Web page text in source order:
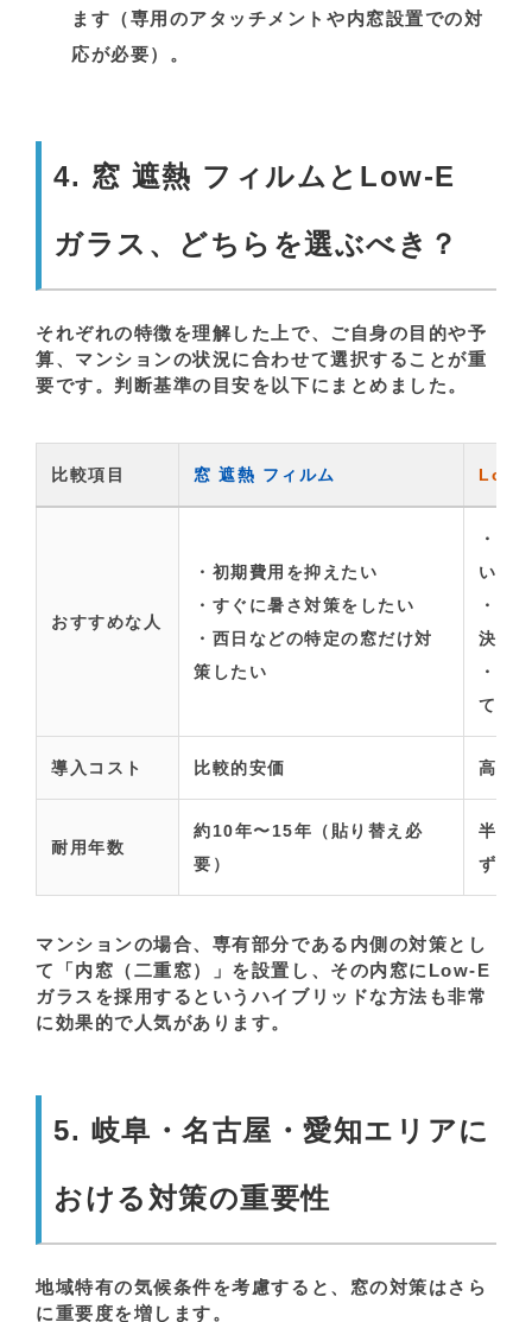
ます（専用のアタッチメントや内窓設置での対
応が必要）。
4. 窓 遮熱 フィルムとLow-E
ガラス、どちらを選ぶべき？
それぞれの特徴を理解した上で、ご自身の目的や予
算、マンションの状況に合わせて選択することが重
要です。判断基準の目安を以下にまとめました。
比較項目 窓 遮熱 フィルム Low-
おすすめな人
・初期費用を抑えたい
・すぐに暑さ対策をしたい
・西日などの特定の窓だけ対
策したい
・根
い
・冬
決し
・大
てい
導入コスト 比較的安価 高い
耐用年数
約10年〜15年（貼り替え必
要）
半永
ずる
マンションの場合、専有部分である内側の対策とし
て「内窓（二重窓）」を設置し、その内窓にLow-E
ガラスを採用するというハイブリッドな方法も非常
に効果的で人気があります。
5. 岐阜・名古屋・愛知エリアに
おける対策の重要性
地域特有の気候条件を考慮すると、窓の対策はさら
に重要度を増します。